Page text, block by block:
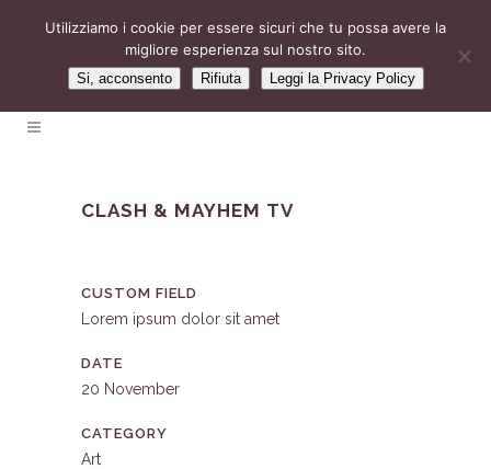
CLASH & MAYHEM TV
CUSTOM FIELD
Lorem ipsum dolor sit amet
DATE
20 November
CATEGORY
Art
Utilizziamo i cookie per essere sicuri che tu possa avere la
migliore esperienza sul nostro sito.
Si, acconsento Rifiuta Leggi la Privacy Policy